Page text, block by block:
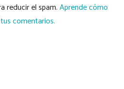
reducir el spam.Aprende cómo
comentarios.